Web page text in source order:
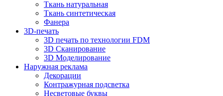
Ткань натуральная
Ткань синтетическая
Фанера
3D-печать
3D печать по технологии FDM
3D Сканирование
3D Моделирование
Наружная реклама
Декорации
Контражурная подсветка
Несветовые буквы